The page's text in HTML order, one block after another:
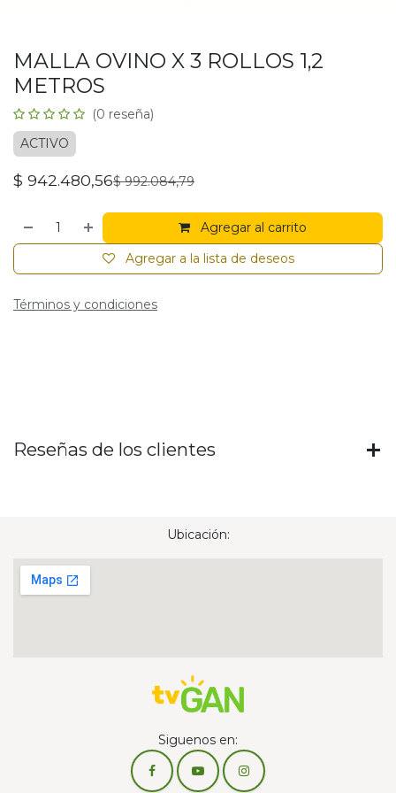
MALLA OVINO X 3 ROLLOS 1,2
METROS
(0 reseña)
ACTIVO
$ 942.480,56$992.084,79
Agregar al carrito
Agregar a la lista de deseos
Términos y condiciones
Reseñas de los clientes
Ubicación:
Siguenos en: